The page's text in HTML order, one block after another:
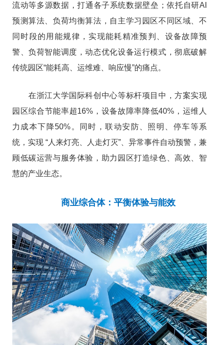
流动等多源数据，打通各子系统数据壁垒；依托自研AI
预测算法、负荷均衡算法，自主学习园区不同区域、不
同时段的用能规律，实现能耗精准预判、设备故障预
警、负荷智能调度，动态优化设备运行模式，彻底破解
传统园区“能耗高、运维难、响应慢”的痛点。
在浙江大学国际科创中心等标杆项目中，方案实现
园区综合节能率超16%，设备故障率降低40%，运维人
力成本下降50%。同时，联动安防、照明、停车等系
统，实现 “人来灯亮、人走灯灭”、异常事件自动预警，兼
顾低碳运营与服务体验，助力园区打造绿色、高效、智
慧的产业生态。
商业综合体：平衡体验与能效